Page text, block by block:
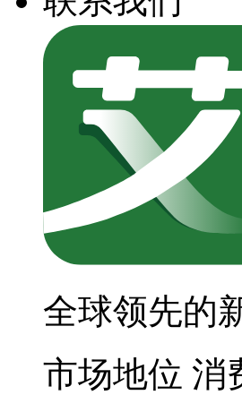
全球领先的
市场地位 消